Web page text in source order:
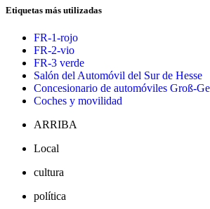
Etiquetas más utilizadas
FR-1-rojo
FR-2-vio
FR-3 verde
Salón del Automóvil del Sur de Hesse
Concesionario de automóviles Groß-
Coches y movilidad
ARRIBA
Local
cultura
política